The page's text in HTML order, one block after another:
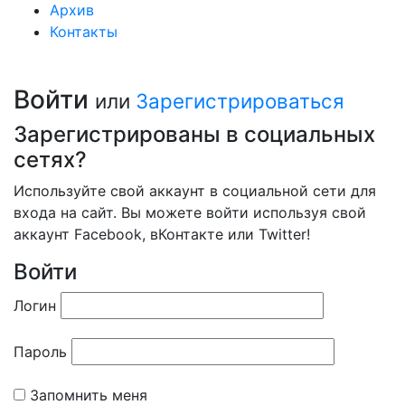
Архив
Контакты
Войти или Зарегистрироваться
Зарегистрированы в социальных
сетях?
Используйте свой аккаунт в социальной сети для
входа на сайт. Вы можете войти используя свой
аккаунт Facebook, вКонтакте или Twitter!
Войти
Логин
Пароль
Запомнить меня